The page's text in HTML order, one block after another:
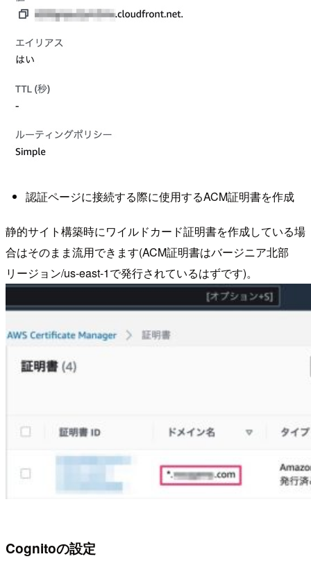
認証ページに接続する際に使用するACM証明書を作成
静的サイト構築時にワイルドカード証明書を作成している場
合はそのまま流用できます(ACM証明書はバージニア北部
リージョン/us-east-1で発行されているはずです)。
Cognitoの設定